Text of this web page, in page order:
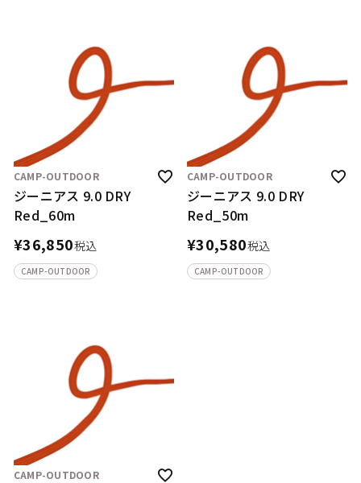
CAMP-OUTDOOR
ジーニアス 9.0 DRY
Red_60m
¥36,850税込
CAMP-OUTDOOR
CAMP-OUTDOOR
ジーニアス 9.0 DRY
Red_50m
¥30,580税込
CAMP-OUTDOOR
CAMP-OUTDOOR